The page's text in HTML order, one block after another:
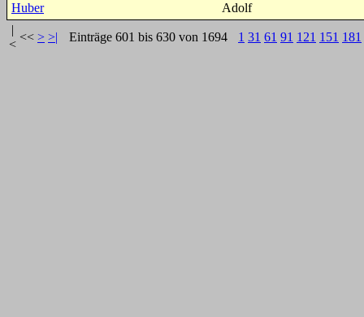
Huber
Adolf
|
<
<< > >| Einträge 601 bis 630 von 1694 1 31 61 91 121 151 181